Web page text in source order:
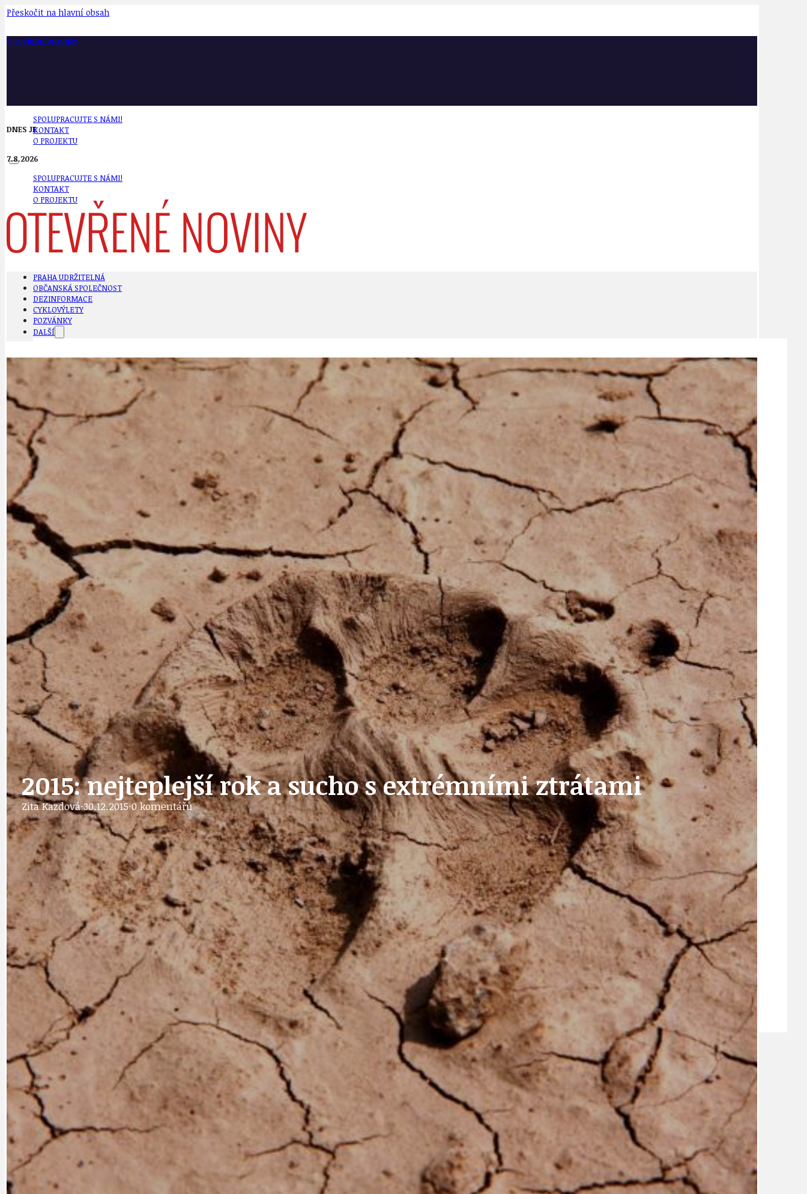
Přeskočit na hlavní obsah
OTEVŘENÉ NOVINY
SPOLUPRACUJTE S NÁMI!
KONTAKT
O PROJEKTU
SPOLUPRACUJTE S NÁMI!
KONTAKT
O PROJEKTU
DNES JE
7.8.2026
PRAHA UDRŽITELNÁ
OBČANSKÁ SPOLEČNOST
DEZINFORMACE
CYKLOVÝLETY
POZVÁNKY
DALŠÍ
AKTUALITY
BÁSNĚ. FEJETONY. SATIRA
CYKLOVÝLETY
DATA A VÝROČÍ
DEZINFORMACE
DOBRÉ ZPRÁVY
DOPORUČUJEME
DOPRAVA
GRANTY A DOTACE
HODKOVSKÁ ULICE
IDEAL LUX
KLÁNOVICKÁ SPOJKA
KRUHOVÝ OBJEZD V KOLODĚJÍCH
KULTURNÍ MOZAIKA
NÁDRAŽÍ PRAHA - KLÁNOVICE A PARKOVÁNÍ
NÁZOR
NEZAŘAZENÉ
OBČANSKÁ SPOLEČNOST
OBECNÍ ZPRAVODAJE
OBRAZEM, ZVUKEM
OSOBNOST
PETICE, VÝZVY, HLASOVÁNÍ, SOUTĚŽE
POLITIKA
POZVÁNKY
PRAHA UDRŽITELNÁ
PRAŽSKÉ STAVEBNÍ PŘEDPISY
PŘELOŽKA I/12 A STAVBA 511
PŘEVZATÉ ZPRÁVY Z ÚŘADU MČ PRAHA 21
SKAUTSKÁ KLUBOVNA
ŠKOLY A ŠKOLSTVÍ
SOCIÁLNÍ PROJEKTY A POMOC
STAVEBNÍ ZÁKON
TÉMA
TÉMATA SPÍCÍ
UDRŽITELNOST
ÚJEZDSKÉ JEDNOSMĚRKY
ÚJEZDSKÝ ZPRAVODAJ
ÚVALSKÉ KOUPALIŠTĚ
ÚZEMNÍ A STRATEGICKÝ PLÁN
VEŘEJNÉ ZAKÁZKY, VOLNÁ PRACOVNÍ MÍSTA
ZDRAVOTNÍ STŘEDISKO ÚJEZD NAD LESY
ŽIVOT KOLEM NÁS
ZPRÁVY
OBČANSKÁ SPOLEČNOST
DEZINFORMACE
CYKLOVÝLETY
POZVÁNKY
DALŠÍ
JEDNOU VĚTOU PETICE, VÝZVY, HLASOVÁNÍ, SOUTĚŽE TÉMA
2015: nejteplejší rok a sucho s extrémními ztrátami
Zita Kazdová·30.12.2015·0 komentářů